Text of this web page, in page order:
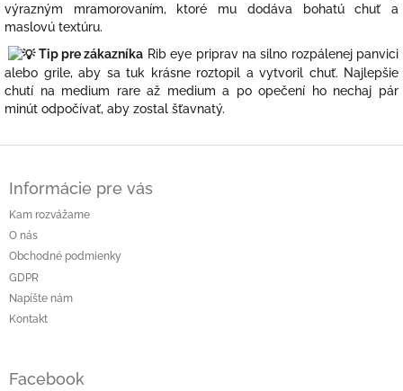
výrazným mramorovaním, ktoré mu dodáva bohatú chuť a
maslovú textúru.
Tip pre zákazníka Rib eye priprav na silno rozpálenej panvici
alebo grile, aby sa tuk krásne roztopil a vytvoril chuť. Najlepšie
chutí na medium rare až medium a po opečení ho nechaj pár
minút odpočívať, aby zostal šťavnatý.
e
Informácie pre vás
Kam rozvážame
O nás
Obchodné podmienky
GDPR
Napíšte nám
Kontakt
Facebook